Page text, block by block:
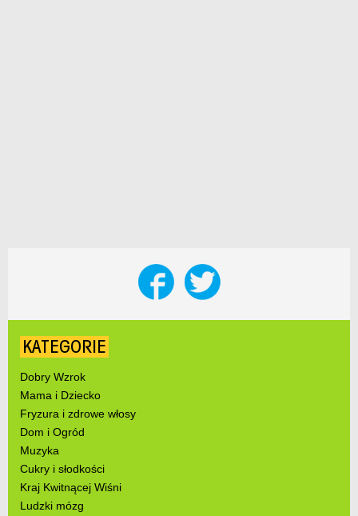
KATEGORIE
Dobry Wzrok
Mama i Dziecko
Fryzura i zdrowe włosy
Dom i Ogród
Muzyka
Cukry i słodkości
Kraj Kwitnącej Wiśni
Ludzki mózg